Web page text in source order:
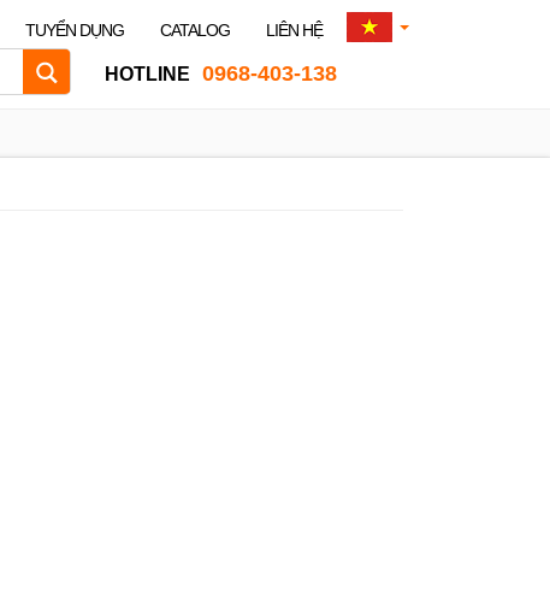
TUYỂN DỤNG CATALOG LIÊN HỆ
HOTLINE 0968-403-138